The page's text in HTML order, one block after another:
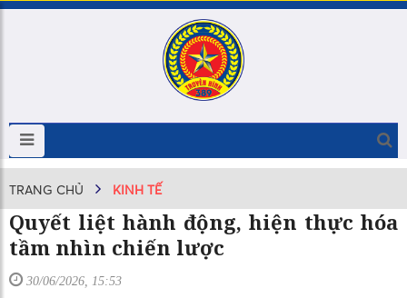
TRANG CHỦ KINH TẾ
Quyết liệt hành động, hiện thực hóa
tầm nhìn chiến lược
30/06/2026, 15:53